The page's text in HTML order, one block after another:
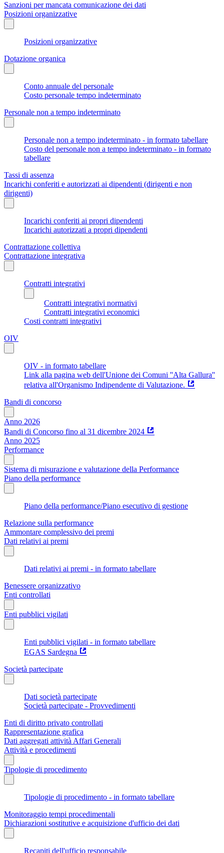
Sanzioni per mancata comunicazione dei dati
Posizioni organizzative
Posizioni organizzative
Dotazione organica
Conto annuale del personale
Costo personale tempo indeterminato
Personale non a tempo indeterminato
Personale non a tempo indeterminato - in formato tabellare
Costo del personale non a tempo indeterminato - in formato
tabellare
Tassi di assenza
Incarichi conferiti e autorizzati ai dipendenti (dirigenti e non
dirigenti)
Incarichi conferiti ai propri dipendenti
Incarichi autorizzati a propri dipendenti
Contrattazione collettiva
Contrattazione integrativa
Contratti integrativi
Contratti integrativi normativi
Contratti integrativi economici
Costi contratti integrativi
OIV
OIV - in formato tabellare
Link alla pagina web dell'Unione dei Comuni ''Alta Gallura''
relativa all'Organismo Indipendente di Valutazione.
Bandi di concorso
Anno 2026
Bandi di Concorso fino al 31 dicembre 2024
Anno 2025
Performance
Sistema di misurazione e valutazione della Performance
Piano della performance
Piano della performance/Piano esecutivo di gestione
Relazione sulla performance
Ammontare complessivo dei premi
Dati relativi ai premi
Dati relativi ai premi - in formato tabellare
Benessere organizzativo
Enti controllati
Enti pubblici vigilati
Enti pubblici vigilati - in formato tabellare
EGAS Sardegna
Società partecipate
Dati società partecipate
Società partecipate - Provvedimenti
Enti di diritto privato controllati
Rappresentazione grafica
Dati aggregati attività Affari Generali
Attività e procedimenti
Tipologie di procedimento
Tipologie di procedimento - in formato tabellare
Monitoraggio tempi procedimentali
Dichiarazioni sostitutive e acquisizione d'ufficio dei dati
Recapiti dell'ufficio responsabile